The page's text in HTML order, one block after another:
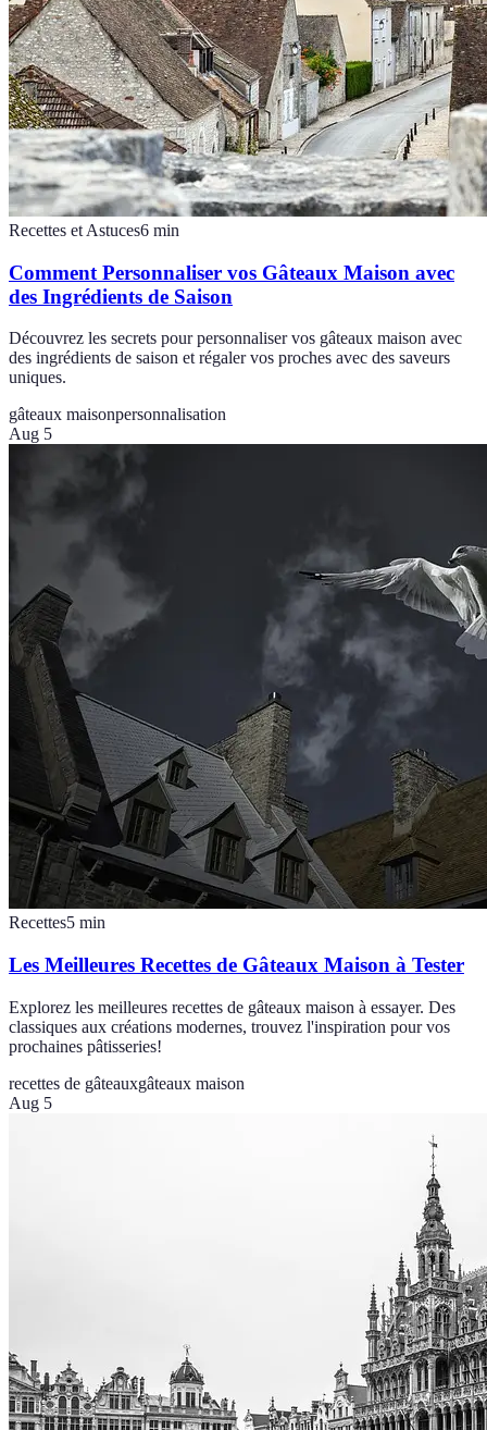
Recettes et Astuces6 min
Comment Personnaliser vos Gâteaux Maison avec
des Ingrédients de Saison
Découvrez les secrets pour personnaliser vos gâteaux maison avec
des ingrédients de saison et régaler vos proches avec des saveurs
uniques.
gâteaux maisonpersonnalisation
Aug 5
Recettes5 min
Les Meilleures Recettes de Gâteaux Maison à Tester
Explorez les meilleures recettes de gâteaux maison à essayer. Des
classiques aux créations modernes, trouvez l'inspiration pour vos
prochaines pâtisseries!
recettes de gâteauxgâteaux maison
Aug 5